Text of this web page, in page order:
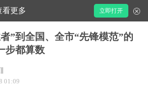
看更多 立即打开
”到全国、全市“先锋模范”的
步都算数
01:09